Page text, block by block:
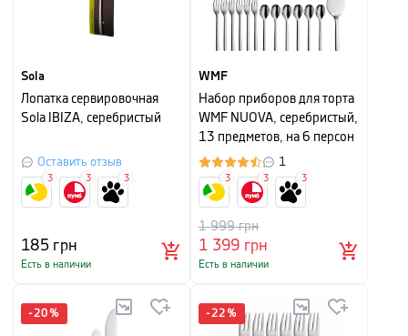
Sola
Лопатка сервировочная
Sola IBIZA, серебристый
Оставить отзыв
185грн
Есть в наличии
3 3 3
WMF
Набор приборов для торта
WMF NUOVA, серебристый,
13 предметов, на 6 персон
1
1 399 грн
1 999грн
Есть в наличии
3 3 3
-20 % -22 %